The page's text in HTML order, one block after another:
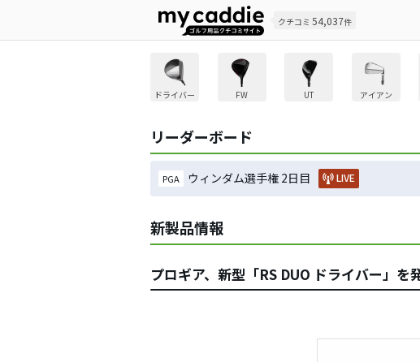
クチコミ 54,037件
ドライバー FW UT アイアン
リーダーボード
PGA ウィンダム選手権 2日目 LIVE
新製品情報
プロギア、新型「RS DUO ドライバー」